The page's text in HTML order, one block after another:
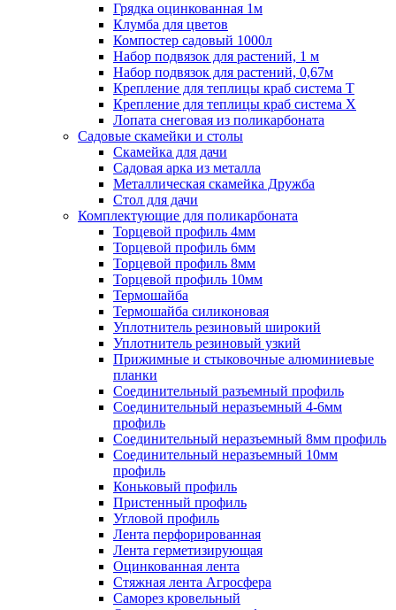
Грядка оцинкованная 1м
Клумба для цветов
Компостер садовый 1000л
Набор подвязок для растений, 1 м
Набор подвязок для растений, 0,67м
Крепление для теплицы краб система Т
Крепление для теплицы краб система Х
Лопата снеговая из поликарбоната
Садовые скамейки и столы
Скамейка для дачи
Садовая арка из металла
Металлическая скамейка Дружба
Стол для дачи
Комплектующие для поликарбоната
Торцевой профиль 4мм
Торцевой профиль 6мм
Торцевой профиль 8мм
Торцевой профиль 10мм
Термошайба
Термошайба силиконовая
Уплотнитель резиновый широкий
Уплотнитель резиновый узкий
Прижимные и стыковочные алюминиевые
планки
Соединительный разъемный профиль
Соединительный неразъемный 4-6мм
профиль
Соединительный неразъемный 8мм профиль
Соединительный неразъемный 10мм
профиль
Коньковый профиль
Пристенный профиль
Угловой профиль
Лента перфорированная
Лента герметизирующая
Оцинкованная лента
Стяжная лента Агросфера
Саморез кровельный